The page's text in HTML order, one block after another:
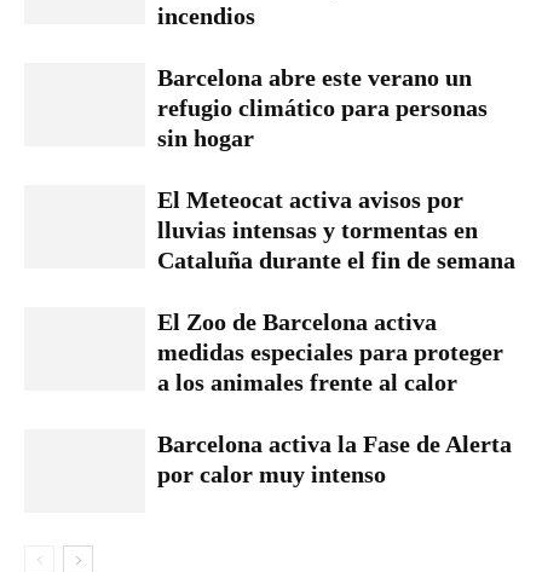
incendios
Barcelona abre este verano un
refugio climático para personas
sin hogar
El Meteocat activa avisos por
lluvias intensas y tormentas en
Cataluña durante el fin de semana
El Zoo de Barcelona activa
medidas especiales para proteger
a los animales frente al calor
Barcelona activa la Fase de Alerta
por calor muy intenso